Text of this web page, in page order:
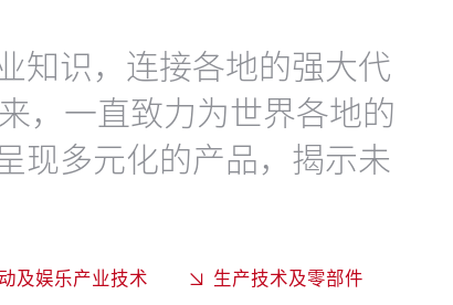
知识，连接各地的强大代
，一直致力为世界各地的
现多元化的产品，揭示未
及娱乐产业技术 生产技术及零部件